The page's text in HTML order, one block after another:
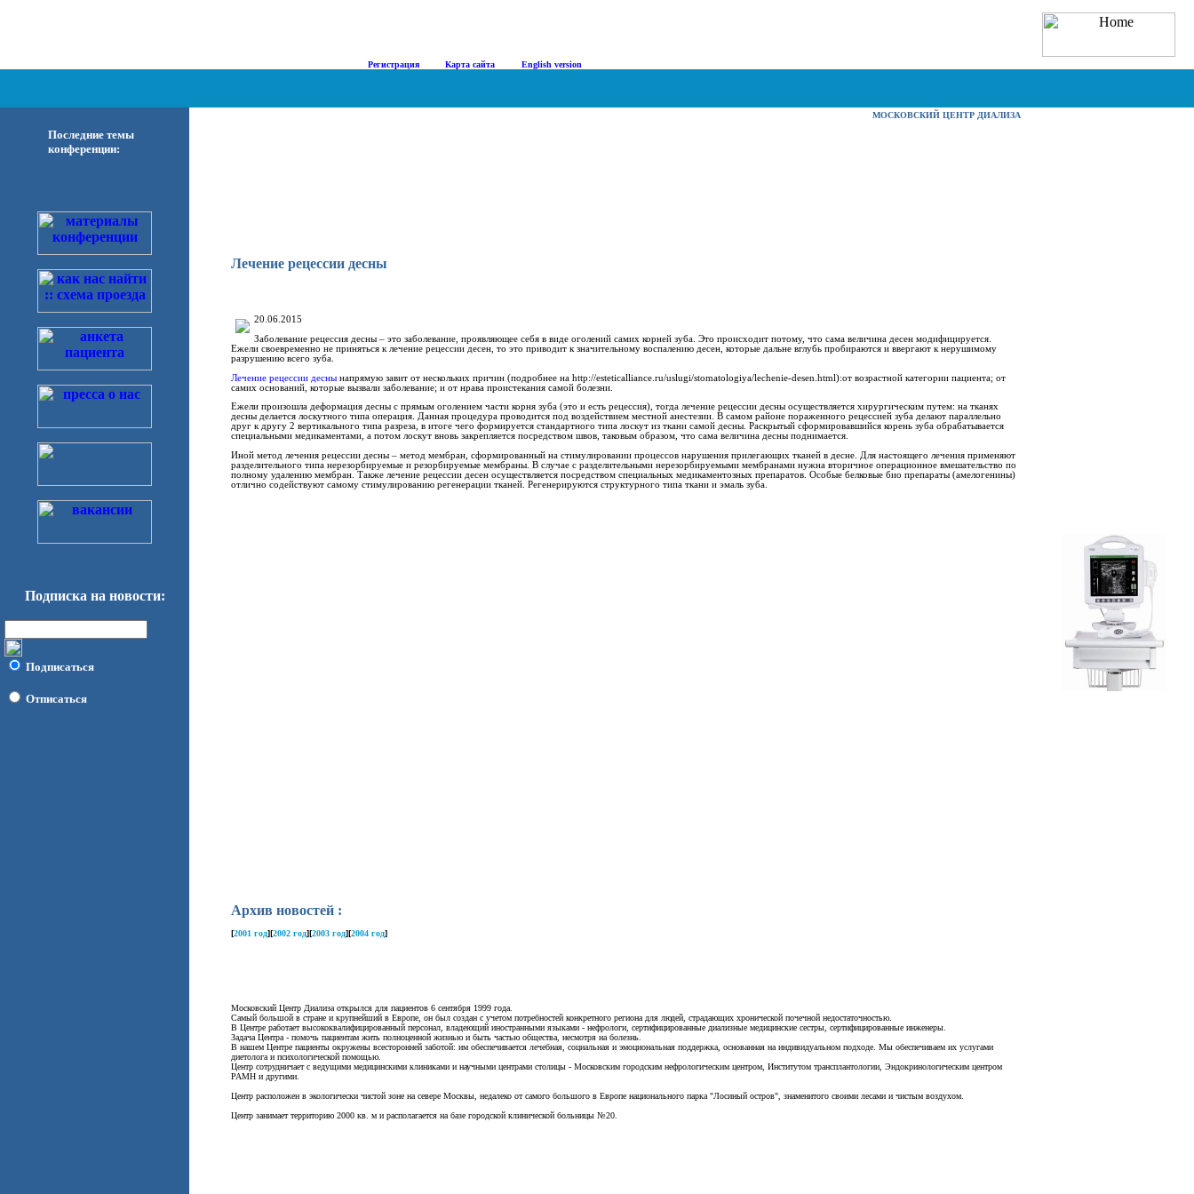
Регистрация Карта сайта English version
Последние темы
конференции:
Подписка на новости:
Подписаться
Отписаться
МОСКОВСКИЙ ЦЕНТР ДИАЛИЗА
Лечение рецессии десны
20.06.2015
Заболевание рецессия десны – это заболевание, проявляющее себя в виде оголений самих корней зуба. Это происходит потому, что сама величина десен модифицируется.
Ежели своевременно не приняться к лечение рецессии десен, то это приводит к значительному воспалению десен, которые дальне вглубь пробираются и ввергают к нерушимому
разрушению всего зуба.
Лечение рецессии десны напрямую завит от нескольких причин (подробнее на http://esteticalliance.ru/uslugi/stomatologiya/lechenie-desen.html):от возрастной категории пациента; от
самих оснований, которые вызвали заболевание; и от нрава проистекания самой болезни.
Ежели произошла деформация десны с прямым оголением части корня зуба (это и есть рецессия), тогда лечение рецессии десны осуществляется хирургическим путем: на тканях
десны делается лоскутного типа операция. Данная процедура проводится под воздействием местной анестезии. В самом районе пораженного рецессией зуба делают параллельно
друг к другу 2 вертикального типа разреза, в итоге чего формируется стандартного типа лоскут из ткани самой десны. Раскрытый сформировавшийся корень зуба обрабатывается
специальными медикаментами, а потом лоскут вновь закрепляется посредством швов, таковым образом, что сама величина десны поднимается.
Иной метод лечения рецессии десны – метод мембран, сформированный на стимулировании процессов нарушения прилегающих тканей в десне. Для настоящего лечения применяют
разделительного типа нерезорбируемые и резорбируемые мембраны. В случае с разделительными нерезорбируемыми мембранами нужна вторичное операционное вмешательство по
полному удалению мембран. Также лечение рецессии десен осуществляется посредством специальных медикаментозных препаратов. Особые белковые био препараты (амелогенины)
отлично содействуют самому стимулированию регенерации тканей. Регенерируются структурного типа ткани и эмаль зуба.
Архив новостей :
[2001 год][2002 год][2003 год][2004 год]
Московский Центр Диализа открылся для пациентов 6 сентября 1999 года.
Самый большой в стране и крупнейший в Европе, он был создан с учетом потребностей конкретного региона для людей, страдающих хронической почечной недостаточностью.
В Центре работает высококвалифицированный персонал, владеющий иностранными языками - нефрологи, сертифицированные диализные медицинские сестры, сертифицированные инженеры.
Задача Центра - помочь пациентам жить полноценной жизнью и быть частью общества, несмотря на болезнь.
В нашем Центре пациенты окружены всесторонней заботой: им обеспечивается лечебная, социальная и эмоциональная поддержка, основанная на индивидуальном подходе. Мы обеспечиваем их услугами
диетолога и психологической помощью.
Центр сотрудничает с ведущими медицинскими клиниками и научными центрами столицы - Московским городским нефрологическим центром, Институтом трансплантологии, Эндокринологическим центром
РАМН и другими.
Центр расположен в экологически чистой зоне на севере Москвы, недалеко от самого большого в Европе национального парка "Лосиный остров", знаменитого своими лесами и чистым воздухом.
Центр занимает территорию 2000 кв. м и располагается на базе городской клинической больницы №20.